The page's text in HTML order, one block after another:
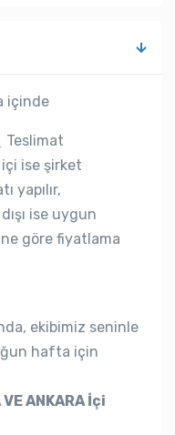
içinde
Teslimat
içi ise şirket
yapılır,
ise uygun
göre fiyatlama
ekibimiz seninle
hafta için
ANKARA İçi